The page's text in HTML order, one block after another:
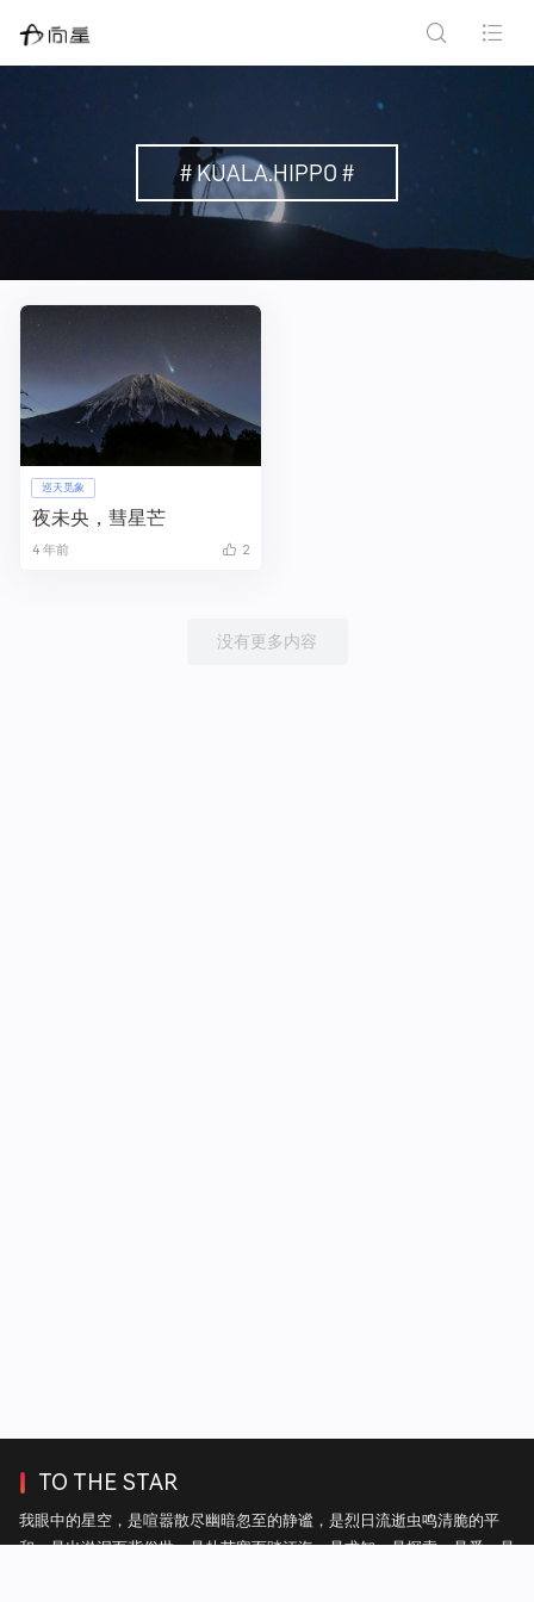
# KUALA.HIPPO #
巡天觅象
夜未央，彗星芒
4 年前 2
没有更多内容
TO THE STAR
我眼中的星空，是喧嚣散尽幽暗忽至的静谧，是烈日流逝虫鸣清脆的平
和，是出淤泥而背俗世，是赴苦寒而踏江海，是求知，是探索，是爱，是